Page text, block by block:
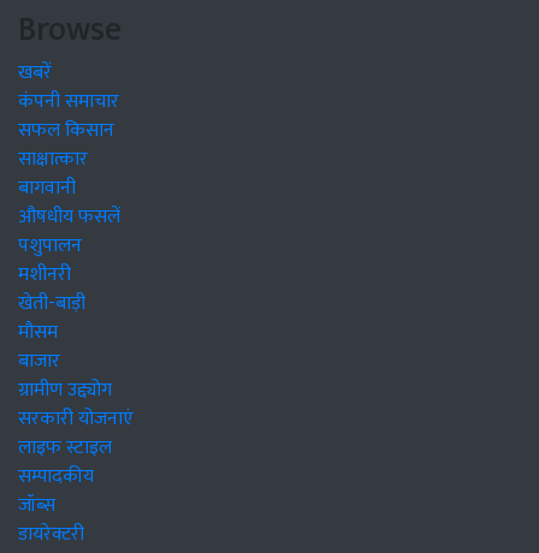
Browse
खबरें
कंपनी समाचार
सफल किसान
साक्षात्कार
बागवानी
औषधीय फसलें
पशुपालन
मशीनरी
खेती-बाड़ी
मौसम
बाजार
ग्रामीण उद्द्योग
सरकारी योजनाएं
लाइफ स्टाइल
सम्पादकीय
जॉब्स
डायरेक्टरी